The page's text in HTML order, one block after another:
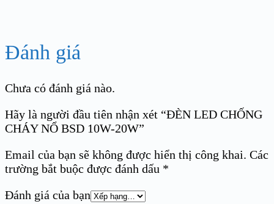
Đánh giá
Chưa có đánh giá nào.
Hãy là người đầu tiên nhận xét “ĐÈN LED CHỐNG
CHÁY NỔ BSD 10W-20W”
Email của bạn sẽ không được hiển thị công khai. Các
trường bắt buộc được đánh dấu *
Đánh giá của bạn